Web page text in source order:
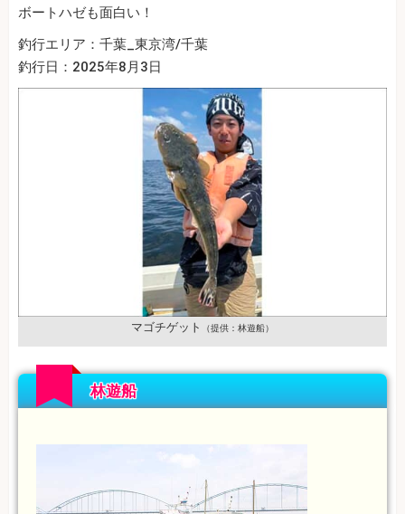
ボートハゼも面白い！
釣行エリア：千葉_東京湾/千葉
釣行日：2025年8月3日
マゴチゲット （提供：林遊船）
林遊船